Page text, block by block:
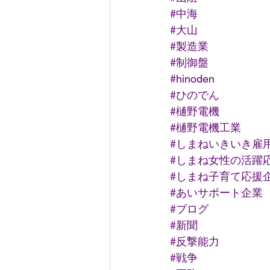
#中海
#大山
#製造業
#制御盤
#hinoden
#ひのでん
#樋野電機
#樋野電機工業
#しまねいきいき雇
#しまね女性の活躍
#しまね子育て応援
#あいサポート企業
#ブログ
#新聞
#反撃能力
#戦争